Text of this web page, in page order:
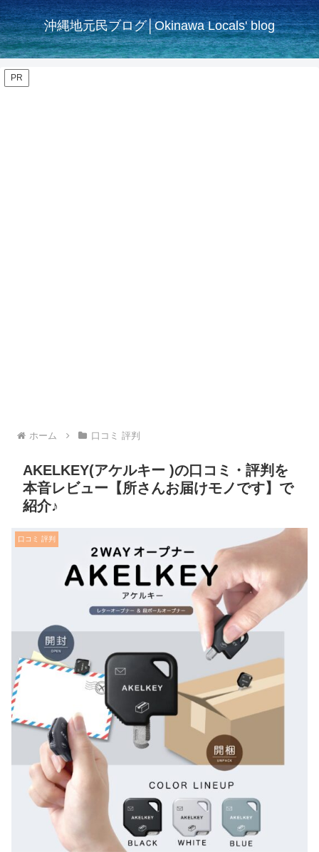
沖縄地元民ブログ│Okinawa Locals' blog
PR
ホーム 口コミ 評判
AKELKEY(アケルキー )の口コミ・評判を
本音レビュー【所さんお届けモノです】で
紹介♪
口コミ 評判